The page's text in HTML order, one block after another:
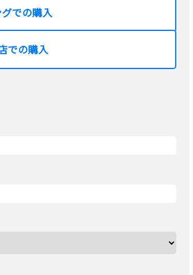
での購入
での購入